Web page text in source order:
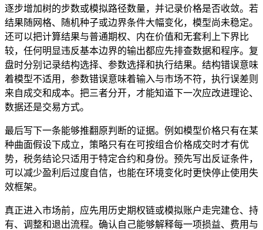
逐步增加树的步数或模拟路径数量，并记录价格是否收敛。若
结果随网格、随机种子或边界条件大幅变化，模型尚未稳定。
还可以把计算结果与普通期权、内在价值和无套利上下界比
较，任何明显违反基本边界的输出都应先排查数据和程序。复
盘时分别记录结构选择、参数选择和执行结果。结构错误意味
着模型不适用，参数错误意味着输入与市场不符，执行误差则
来自成交和成本。把三者分开，才能知道下一次应改进理论、
数据还是交易方式。
最后写下一条能够推翻原判断的证据。例如模型价格只有在某
种曲面假设下成立，策略只有在可按组合价格成交时才有优
势，税务结论只适用于特定合约和身份。预先写出反证条件，
可以减少盈利后过度自信，也能在环境变化时更快停止使用失
效框架。
真正进入市场前，应先用历史期权链或模拟账户走完建仓、持
有、调整和退出流程。确认自己能够解释每一项损益、费用与